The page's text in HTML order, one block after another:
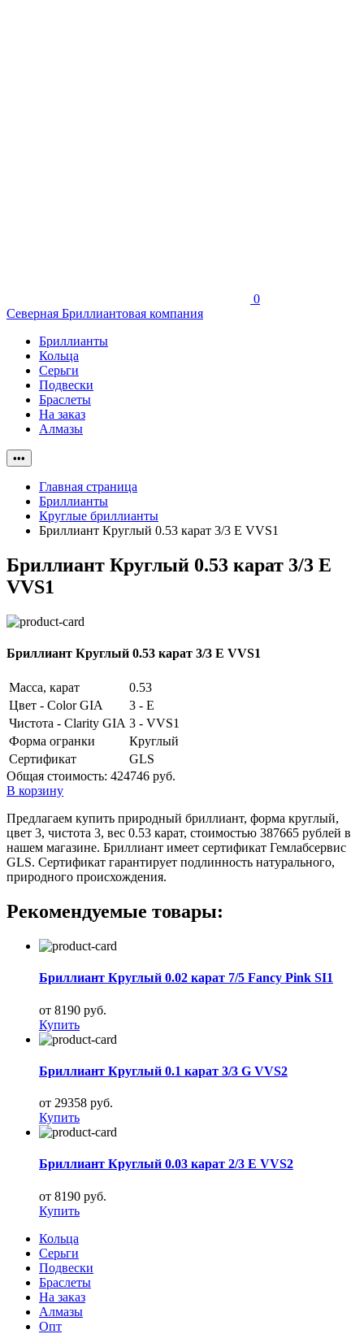
0
Северная Бриллиантовая компания
Бриллианты
Кольца
Серьги
Подвески
Браслеты
На заказ
Алмазы
•••
Главная страница
Бриллианты
Круглые бриллианты
Бриллиант Круглый 0.53 карат 3/3 E VVS1
Бриллиант Круглый 0.53 карат 3/3 E
VVS1
Бриллиант Круглый 0.53 карат 3/3 E VVS1
Масса, карат
0.53
Цвет - Color GIA
3 - E
Чистота - Clarity GIA 3 - VVS1
Форма огранки
Круглый
Сертификат
GLS
Общая стоимость: 424746 руб.
В корзину
Предлагаем купить природный бриллиант, форма круглый,
цвет 3, чистота 3, вес 0.53 карат, стоимостью 387665 рублей в
нашем магазине. Бриллиант имеет сертификат Гемлабсервис
GLS. Сертификат гарантирует подлинность натурального,
природного происхождения.
Рекомендуемые товары:
Бриллиант Круглый 0.02 карат 7/5 Fancy Pink SI1
от 8190 руб.
Купить
Бриллиант Круглый 0.1 карат 3/3 G VVS2
от 29358 руб.
Купить
Бриллиант Круглый 0.03 карат 2/3 E VVS2
от 8190 руб.
Купить
Кольца
Серьги
Подвески
Браслеты
На заказ
Алмазы
Опт